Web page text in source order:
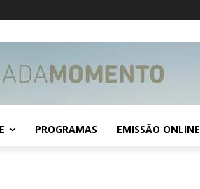
PROGRAMAS EMISSÃO ONLINE